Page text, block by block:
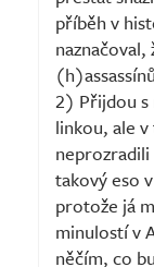
příběh v
2) Přijdou s
linkou, ale
neprozradili
takový eso
protože já
minulostí v
něčím, co